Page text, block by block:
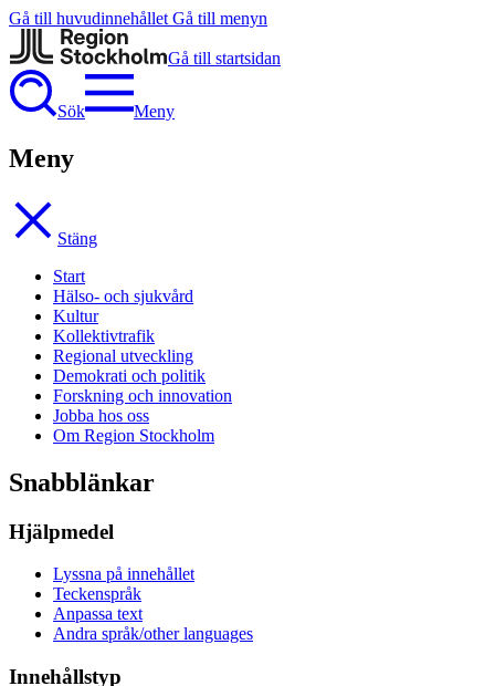
Gå till huvudinnehållet Gå till menyn
Gå till startsidan
Sök Meny
Meny
Stäng
Start
Hälso- och sjukvård
Kultur
Kollektivtrafik
Regional utveckling
Demokrati och politik
Forskning och innovation
Jobba hos oss
Om Region Stockholm
Snabblänkar
Hjälpmedel
Lyssna på innehållet
Teckenspråk
Anpassa text
Andra språk/other languages
Innehållstyp